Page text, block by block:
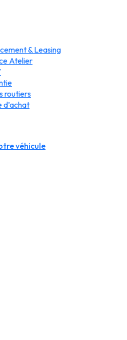
& Leasing
Atelier
routiers
d’achat
véhicule